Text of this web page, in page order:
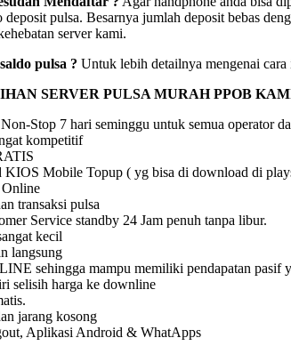
deposit pulsa. Besarnya jumlah deposit bebas
server kami.
pulsa ? Untuk lebih detailnya mengenai
SERVER PULSA MURAH PPOB
Stop 7 hari seminggu untuk semua operator
kompetitif
KIOS Mobile Topup ( yg bisa di download di
Online
transaksi pulsa
Service standby 24 Jam penuh tanpa libur.
kecil
langsung
sehingga mampu memiliki pendapatan pasif
selisih harga ke downline
jarang kosong
Aplikasi Android & WhatApps